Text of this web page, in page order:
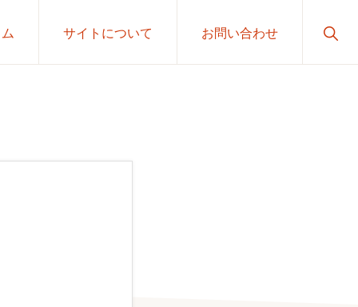
サイトについて お問い合わせ